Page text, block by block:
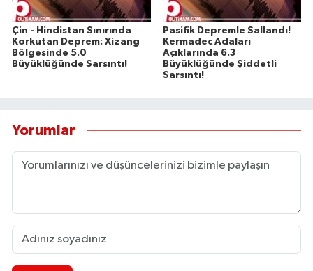
Çin - Hindistan Sınırında
Korkutan Deprem: Xizang
Bölgesinde 5.0
Büyüklüğünde Sarsıntı!
Pasifik Depremle Sallandı!
Kermadec Adaları
Açıklarında 6.3
Büyüklüğünde Şiddetli
Sarsıntı!
Yorumlar